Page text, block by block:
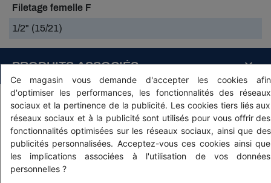
Filetage femelle F
1/2" (15/21)
PRODUITS ASSOCIÉS
Ce magasin vous demande d'accepter les cookies afin
d'optimiser les performances, les fonctionnalités des réseaux
sociaux et la pertinence de la publicité. Les cookies tiers liés aux
réseaux sociaux et à la publicité sont utilisés pour vous offrir des
fonctionnalités optimisées sur les réseaux sociaux, ainsi que des
publicités personnalisées. Acceptez-vous ces cookies ainsi que
les implications associées à l'utilisation de vos données
personnelles ?